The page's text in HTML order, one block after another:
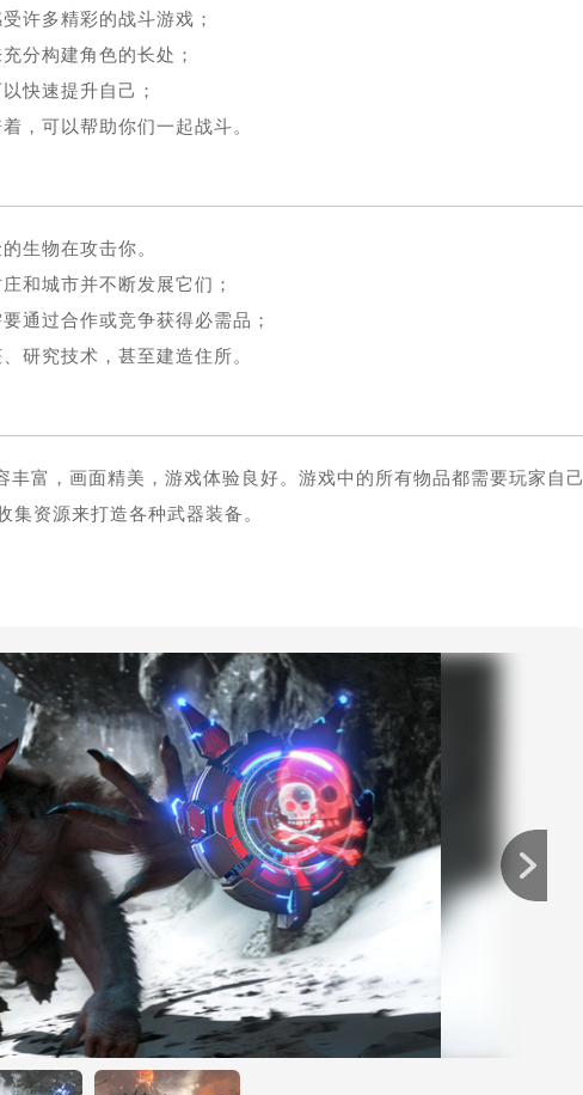
许多精彩的战斗游戏；
分构建角色的长处；
快速提升自己；
，可以帮助你们一起战斗。
生物在攻击你。
和城市并不断发展它们；
通过合作或竞争获得必需品；
研究技术，甚至建造住所。
富，画面精美，游戏体验良好。游戏中的所有物品都需要玩家自己
资源来打造各种武器装备。